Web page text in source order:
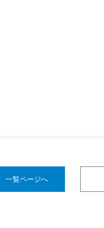
一覧ページへ